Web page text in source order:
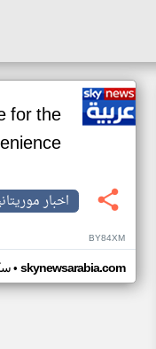
for the
اخبار
BY84XM
• skynewsarabia.com